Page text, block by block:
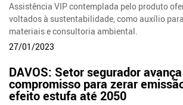
Assistência VIP contemplada pelo produto
voltados à sustentabilidade, como auxílio
materiais e consultoria ambiental.
27/01/2023
DAVOS: Setor segurador
compromisso para zerar
efeito estufa até 2050